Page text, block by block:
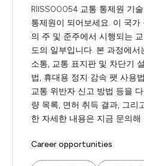
RIISS00054 교통 통제원 기
통제원이 되어보세요. 이 국
의 주 및 준주에서 시행되는
도의 일부입니다. 본 과정에
소통, 교통 표지판 및 차단기
법, 휴대용 정지·감속 팻 사용
교통 위반자 신고 방법 등을
량 목록, 면허 취득 결과, 그리
한 자세한 내용은 지금 문의해
Career opportunities